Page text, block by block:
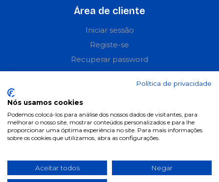
Área de cliente
Iniciar sessão
Registe-se
Recuperar password
Perguntas frequentes
Informações
Termos & Condições
Política de privacidade
Condições de campanhas
Últimas notícias & Blog
Política de privacidade
Nós usamos cookies
Podemos colocá-los para análise dos nossos dados de visitantes, para
melhorar o nosso site, mostrar conteúdos personalizados e para lhe
proporcionar uma óptima experiência no site. Para mais informações
sobre os cookies que utilizamos, abra as configurações.
Aceitar todos Negar